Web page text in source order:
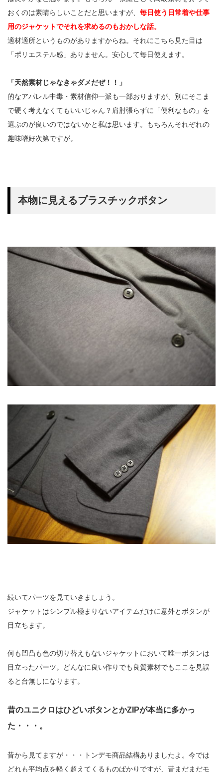
おくのは素晴らしいことだと思いますが、 毎日使う日常着や仕事
用のジャケットでそれを求めるのもおかしな話。
適材適所というものがありますからね。それにこちら見た目は
「ポリエステル感」ありません。安心して毎日使えます。
「天然素材じゃなきゃダメだぜ！！」
的なアパレル中毒・素材信仰一派も一部おりますが、別にそこま
で硬く考えなくてもいいじゃん？肩肘張らずに「便利なもの」を
選ぶのが良いのではないかと私は思います。もちろんそれぞれの
趣味嗜好次第ですが。
本物に見えるプラスチックボタン
続いてパーツを見ていきましょう。
ジャケットはシンプル極まりないアイテムだけに意外とボタンが
目立ちます。
何も凹凸も色の切り替えもないジャケットにおいて唯一ボタンは
目立ったパーツ。どんなに良い作りでも良質素材でもここを見誤
ると台無しになります。
昔のユニクロはひどいボタンとかZIPが本当に多かっ
た・・・。
昔から見てますが・・・トンデモ商品結構ありましたよ。今では
どれも平均点を軽く超えてくるものばかりですが、昔まだまだモ